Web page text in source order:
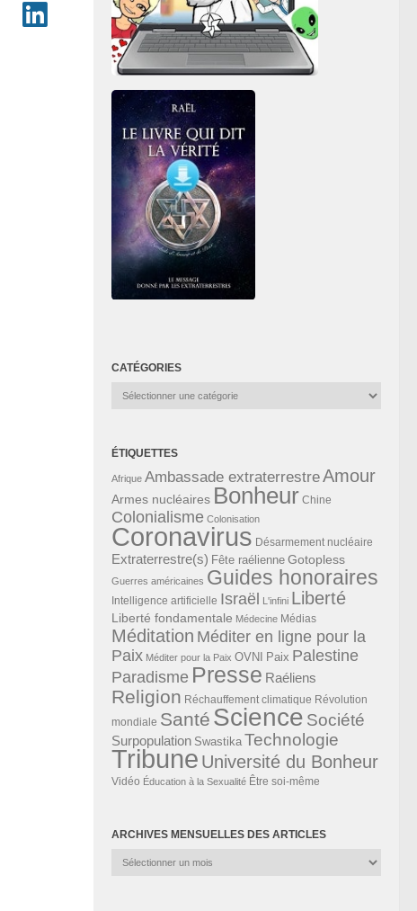
CATÉGORIES
Catégories
ÉTIQUETTES
Afrique Ambassade extraterrestreAmour
Armes nucléaires Bonheur Chine
Colonialisme Colonisation
Coronavirus Désarmement nucléaire
Extraterrestre(s) Fête raélienne Gotopless
Guerres américaines Guides honoraires
Intelligence artificielle Israël L'infini Liberté
Liberté fondamentale Médecine Médias
Méditation Méditer en ligne pour la
Paix Méditer pour la Paix OVNI Paix Palestine
Paradisme Presse Raéliens
Religion Réchauffement climatique Révolution
mondiale Santé Science Société
Surpopulation Swastika Technologie
Tribune Université du Bonheur
Vidéo Éducation à la Sexualité Être soi-même
ARCHIVES MENSUELLES DES ARTICLES
Archives